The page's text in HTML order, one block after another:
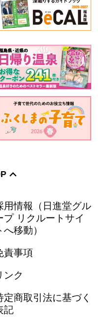
用情報（日進堂グル
プ リクルートサイ
へ移動）
責事項
ンク
定商取引法に基づく
記